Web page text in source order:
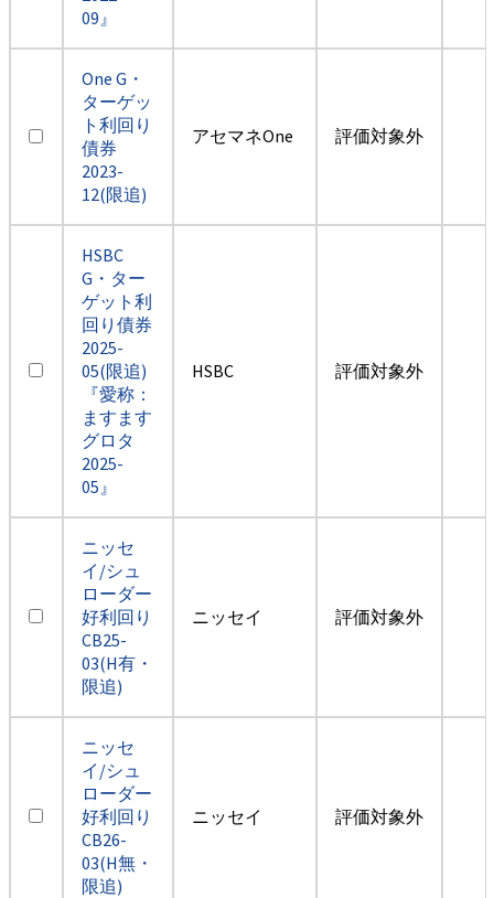
09』
One G・
ターゲッ
ト利回り
債券
2023-
12(限追)
アセマネOne 評価対象外
HSBC
G・ター
ゲット利
回り債券
2025-
05(限追)
『愛称：
ますます
グロタ
2025-
05』
HSBC 評価対象外
ニッセ
イ/シュ
ローダー
好利回り
CB25-
03(H有・
限追)
ニッセイ 評価対象外
ニッセ
イ/シュ
ローダー
好利回り
CB26-
03(H無・
限追)
ニッセイ 評価対象外